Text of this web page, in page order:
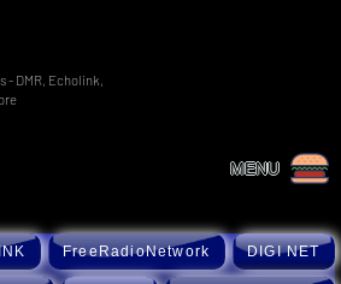
FreeRadioNetwork DIGI NET
- DMR, Echolink,
MENU